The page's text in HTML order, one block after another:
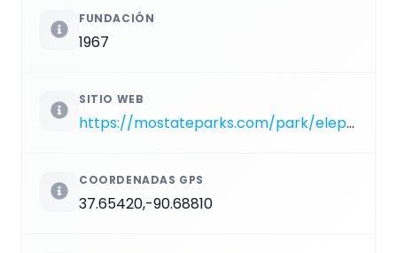
FUNDACIÓN
1967
SITIO WEB
https://mostateparks.com/park/elephant-rocks-state-park
COORDENADAS GPS
37.65420,-90.68810